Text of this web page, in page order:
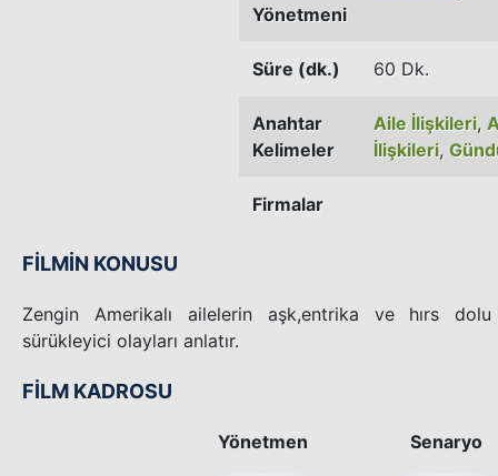
Yönetmeni
Süre (dk.) 60 Dk.
Anahtar
Kelimeler
Aile İlişkileri,
İlişkileri,
Firmalar
FİLMİN KONUSU
Zengin Amerikalı ailelerin aşk,entrika ve hırs dolu
sürükleyici olayları anlatır.
FİLM KADROSU
Yönetmen Senaryo